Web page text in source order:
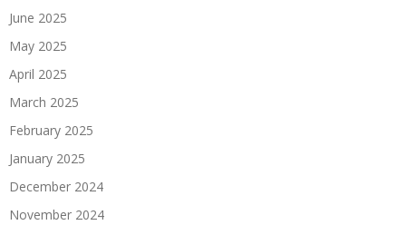
June 2025
May 2025
April 2025
March 2025
February 2025
January 2025
December 2024
November 2024